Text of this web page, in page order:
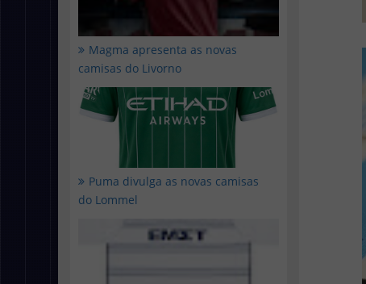
Magma apresenta as novas
camisas do Livorno
Puma divulga as novas camisas
do Lommel